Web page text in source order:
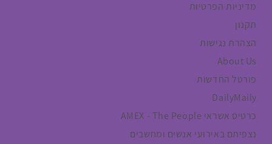
מדיניות הפרטיות
תקנון
הצהרת נגישות
About Us
פורטל החדשות
DailyMaily
כרטיס אשראי AMEX - The People
נצפיתם באירועי אנשים ומחשבים